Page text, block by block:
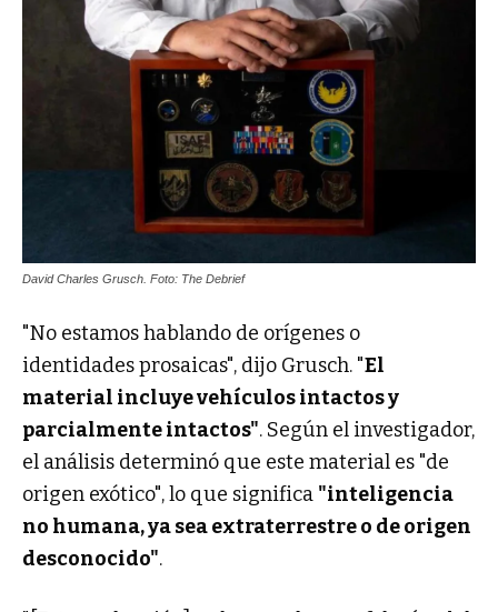
David Charles Grusch. Foto: The Debrief
"No estamos hablando de orígenes o
identidades prosaicas", dijo Grusch. "El
material incluye vehículos intactos y
parcialmente intactos". Según el investigador,
el análisis determinó que este material es "de
origen exótico", lo que significa "inteligencia
no humana, ya sea extraterrestre o de origen
desconocido".